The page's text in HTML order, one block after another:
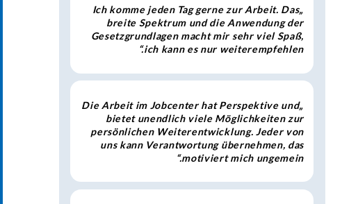
„Ich komme jeden Tag gerne zur Arbeit. Das
breite Spektrum und die Anwendung der
Gesetzgrundlagen macht mir sehr viel Spaß,
ich kann es nur weiterempfehlen.“
„Die Arbeit im Jobcenter hat Perspektive und
bietet unendlich viele Möglichkeiten zur
persönlichen Weiterentwicklung. Jeder von
uns kann Verantwortung übernehmen, das
motiviert mich ungemein.“